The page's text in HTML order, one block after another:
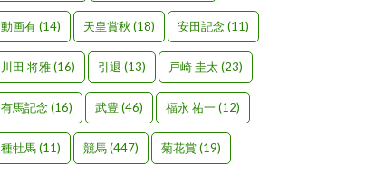
動画有(14) 天皇賞秋 (18) 安田記念(11)
川田 将雅(16) 引退 (13) 戸崎 圭太(23)
有馬記念(16) 武豊 (46) 福永 祐一(12)
種牡馬(11) 競馬(447) 菊花賞(19)